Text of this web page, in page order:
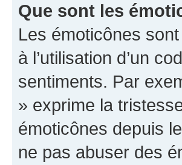
Que sont les
Les émoticônes
à l’utilisation d’un
sentiments. Par
» exprime la
émoticônes depuis
ne pas abuser des